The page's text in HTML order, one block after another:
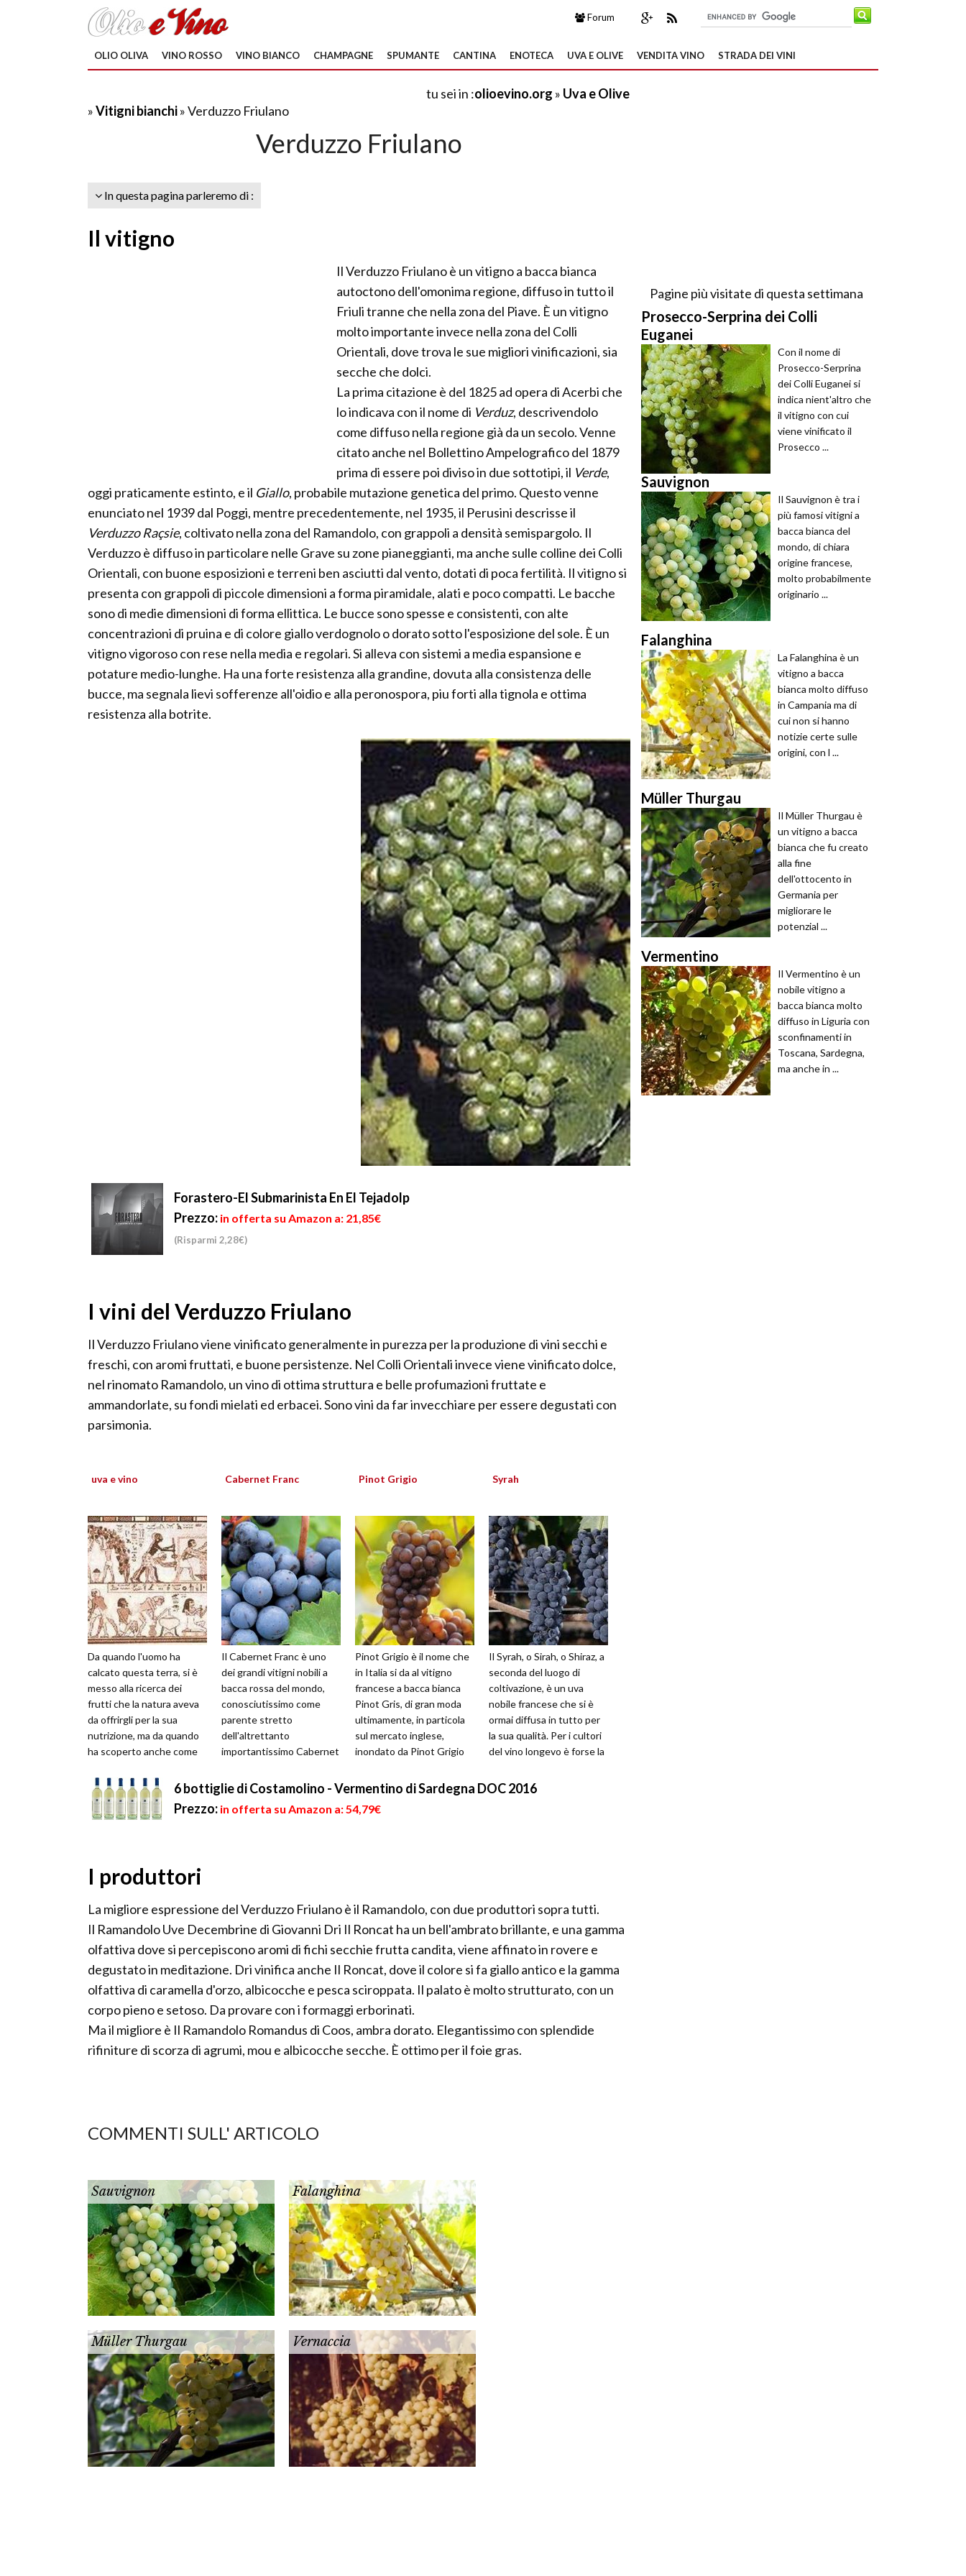
Forum
OLIO OLIVA VINO ROSSO VINO BIANCO CHAMPAGNE SPUMANTE CANTINA ENOTECA UVA E OLIVE VENDITA VINO STRADA DEI VINI
tu sei in :olioevino.org » Uva e Olive
»Vitigni bianchi» Verduzzo Friulano
Verduzzo Friulano
In questa pagina parleremo di :
Il vitigno
Il Verduzzo Friulano è un vitigno a bacca bianca
autoctono dell'omonima regione, diffuso in tutto il
Friuli tranne che nella zona del Piave. È un vitigno
molto importante invece nella zona del Colli
Orientali, dove trova le sue migliori vinificazioni, sia
secche che dolci.
La prima citazione è del 1825 ad opera di Acerbi che
lo indicava con il nome di Verduz, descrivendolo
come diffuso nella regione già da un secolo. Venne
citato anche nel Bollettino Ampelografico del 1879
prima di essere poi diviso in due sottotipi, il Verde,
oggi praticamente estinto, e il Giallo, probabile mutazione genetica del primo. Questo venne
enunciato nel 1939 dal Poggi, mentre precedentemente, nel 1935, il Perusini descrisse il
Verduzzo Raçsie, coltivato nella zona del Ramandolo, con grappoli a densità semispargolo. Il
Verduzzo è diffuso in particolare nelle Grave su zone pianeggianti, ma anche sulle colline dei Colli
Orientali, con buone esposizioni e terreni ben asciutti dal vento, dotati di poca fertilità. Il vitigno si
presenta con grappoli di piccole dimensioni a forma piramidale, alati e poco compatti. Le bacche
sono di medie dimensioni di forma ellittica. Le bucce sono spesse e consistenti, con alte
concentrazioni di pruina e di colore giallo verdognolo o dorato sotto l'esposizione del sole. È un
vitigno vigoroso con rese nella media e regolari. Si alleva con sistemi a media espansione e
potature medio-lunghe. Ha una forte resistenza alla grandine, dovuta alla consistenza delle
bucce, ma segnala lievi sofferenze all'oidio e alla peronospora, piu forti alla tignola e ottima
resistenza alla botrite.
Forastero-El Submarinista En El Tejadolp
Prezzo: in offerta su Amazon a: 21,85€
(Risparmi 2,28€)
I vini del Verduzzo Friulano
Il Verduzzo Friulano viene vinificato generalmente in purezza per la produzione di vini secchi e
freschi, con aromi fruttati, e buone persistenze. Nel Colli Orientali invece viene vinificato dolce,
nel rinomato Ramandolo, un vino di ottima struttura e belle profumazioni fruttate e
ammandorlate, su fondi mielati ed erbacei. Sono vini da far invecchiare per essere degustati con
parsimonia.
uva e vino
Da quando l'uomo ha
calcato questa terra, si è
messo alla ricerca dei
frutti che la natura aveva
da offrirgli per la sua
nutrizione, ma da quando
ha scoperto anche come
ha ...
Cabernet Franc
Il Cabernet Franc è uno
dei grandi vitigni nobili a
bacca rossa del mondo,
conosciutissimo come
parente stretto
dell'altrettanto
importantissimo Cabernet
condivide molte
Pinot Grigio
Pinot Grigio è il nome che
in Italia si da al vitigno
francese a bacca bianca
Pinot Gris, di gran moda
ultimamente, in particola
sul mercato inglese,
inondato da Pinot Grigio
Syrah
Il Syrah, o Sirah, o Shiraz, a
seconda del luogo di
coltivazione, è un uva
nobile francese che si è
ormai diffusa in tutto per
la sua qualità. Per i cultori
del vino longevo è forse la
6 bottiglie di Costamolino - Vermentino di Sardegna DOC 2016
Prezzo: in offerta su Amazon a: 54,79€
I produttori
La migliore espressione del Verduzzo Friulano è il Ramandolo, con due produttori sopra tutti.
Il Ramandolo Uve Decembrine di Giovanni Dri Il Roncat ha un bell'ambrato brillante, e una gamma
olfattiva dove si percepiscono aromi di fichi secchie frutta candita, viene affinato in rovere e
degustato in meditazione. Dri vinifica anche Il Roncat, dove il colore si fa giallo antico e la gamma
olfattiva di caramella d'orzo, albicocche e pesca sciroppata. Il palato è molto strutturato, con un
corpo pieno e setoso. Da provare con i formaggi erborinati.
Ma il migliore è Il Ramandolo Romandus di Coos, ambra dorato. Elegantissimo con splendide
rifiniture di scorza di agrumi, mou e albicocche secche. È ottimo per il foie gras.
COMMENTI SULL' ARTICOLO
Sauvignon Falanghina
Müller Thurgau Vernaccia
Pagine più visitate di questa settimana
Prosecco-Serprina dei Colli
Euganei
Con il nome di
Prosecco-Serprina
dei Colli Euganei si
indica nient'altro che
il vitigno con cui
viene vinificato il
Prosecco ...
Sauvignon
Il Sauvignon è tra i
più famosi vitigni a
bacca bianca del
mondo, di chiara
origine francese,
molto probabilmente
originario ...
Falanghina
La Falanghina è un
vitigno a bacca
bianca molto diffuso
in Campania ma di
cui non si hanno
notizie certe sulle
origini, con l ...
Müller Thurgau
Il Müller Thurgau è
un vitigno a bacca
bianca che fu creato
alla fine
dell'ottocento in
Germania per
migliorare le
potenzial ...
Vermentino
Il Vermentino è un
nobile vitigno a
bacca bianca molto
diffuso in Liguria con
sconfinamenti in
Toscana, Sardegna,
ma anche in ...